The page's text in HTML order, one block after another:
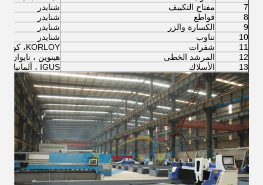
7
مفتاح التكييف
شنايدر
8
قواطع
شنايدر
9
الكسارة والزر
شنايدر
10
تناوب
شنايدر
11
شفرات
KORLOY، كوريا
12
المرشد الخطى
هينوين ، تايوان
13
الأسلاك IGUS ، ألمانيا